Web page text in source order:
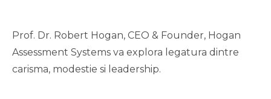
Prof. Dr. Robert Hogan, CEO & Founder, Hogan
Assessment Systems va explora legatura dintre
carisma, modestie si leadership.